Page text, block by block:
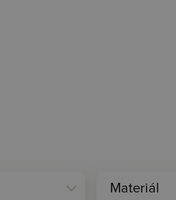
expand_more Materiál